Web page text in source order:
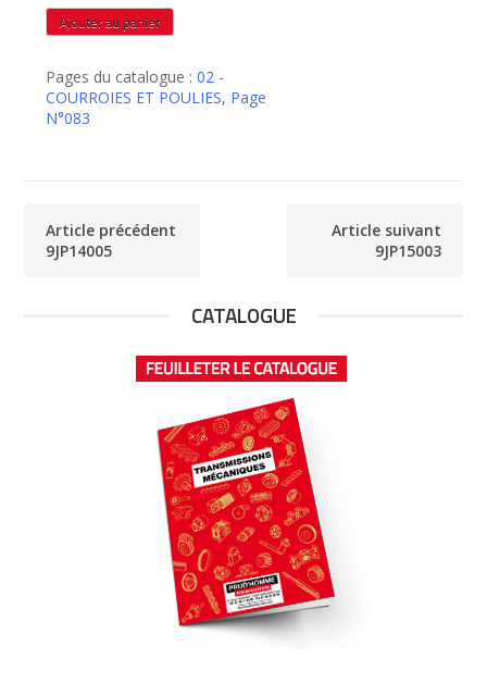
quantité
de
Ajouter au panier
Pages du catalogue :02 -
COURROIES ET POULIES, Page
N°083
Article précédent
9JP14005
Article suivant
9JP15003
CATALOGUE